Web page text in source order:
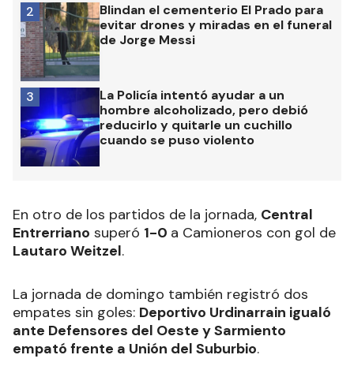
Blindan el cementerio El Prado para
evitar drones y miradas en el funeral
de Jorge Messi
2
La Policía intentó ayudar a un
hombre alcoholizado, pero debió
reducirlo y quitarle un cuchillo
cuando se puso violento
3
En otro de los partidos de la jornada, Central
Entrerriano superó 1-0 a Camioneros con gol de
Lautaro Weitzel.
La jornada de domingo también registró dos
empates sin goles: Deportivo Urdinarrain igualó
ante Defensores del Oeste y Sarmiento
empató frente a Unión del Suburbio.